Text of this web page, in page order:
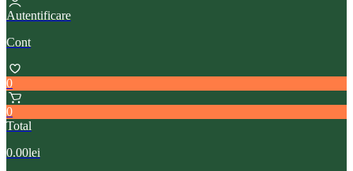
Autentificare
Cont
0
0
Total
0.00lei